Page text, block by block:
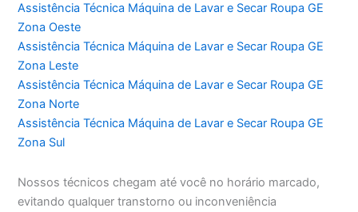
Assistência Técnica Máquina de Lavar e Secar Roupa GE
Zona Oeste
Assistência Técnica Máquina de Lavar e Secar Roupa GE
Zona Leste
Assistência Técnica Máquina de Lavar e Secar Roupa GE
Zona Norte
Assistência Técnica Máquina de Lavar e Secar Roupa GE
Zona Sul
Nossos técnicos chegam até você no horário marcado,
evitando qualquer transtorno ou inconveniência